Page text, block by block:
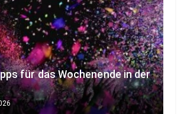
für das Wochenende in der